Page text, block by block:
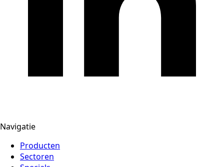
Navigatie
Producten
Sectoren